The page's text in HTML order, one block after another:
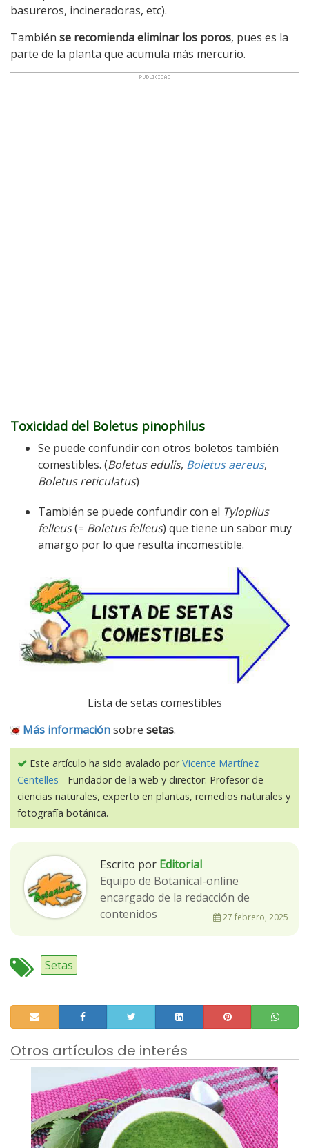
basureros, incineradoras, etc).
También se recomienda eliminar los poros, pues es la
parte de la planta que acumula más mercurio.
Toxicidad del Boletus pinophilus
Se puede confundir con otros boletos también
comestibles. (Boletus edulis, Boletus aereus,
Boletus reticulatus)
También se puede confundir con el Tylopilus
felleus(= Boletus felleus) que tiene un sabor muy
amargo por lo que resulta incomestible.
Lista de setas comestibles
Más informaciónsobre setas.
Este artículo ha sido avalado porVicente Martínez
Centelles - Fundador de la web y director. Profesor de
ciencias naturales, experto en plantas, remedios naturales y
fotografía botánica.
Escrito por Editorial
Equipo de Botanical-online
encargado de la redacción de
contenidos
27 febrero, 2025
Setas
Otros artículos de interés